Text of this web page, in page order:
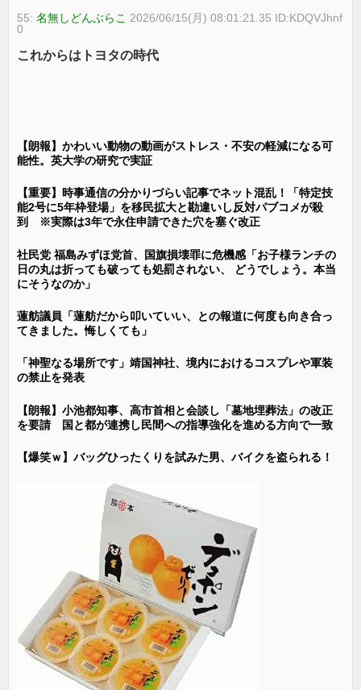
55:名無しどんぶらこ 2026/06/15(月) 08:01:21.35 ID:KDQVJhnf
0
これからはトヨタの時代
【朗報】かわいい動物の動画がストレス・不安の軽減になる可
能性。英大学の研究で実証
【重要】時事通信の分かりづらい記事でネット混乱！「特定技
能2号に5年枠登場」を移民拡大と勘違いし反対パブコメが殺
到 ※実際は3年で永住申請できた穴を塞ぐ改正
社民党 福島みずほ党首、国旗損壊罪に危機感「お子様ランチの
日の丸は折っても破っても処罰されない、 どうでしょう。本当
にそうなのか」
蓮舫議員「蓮舫だから叩いていい、との報道に何度も向き合っ
てきました。悔しくても」
「神聖なる場所です」靖国神社、境内におけるコスプレや軍装
の禁止を発表
【朗報】小池都知事、高市首相と会談し「墓地埋葬法」の改正
を要請 国と都が連携し民間への指導強化を進める方向で一致
【爆笑ｗ】バッグひったくりを試みた男、バイクを盗られる！